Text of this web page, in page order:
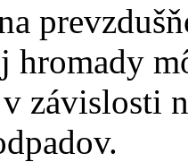
hromady
závislosti